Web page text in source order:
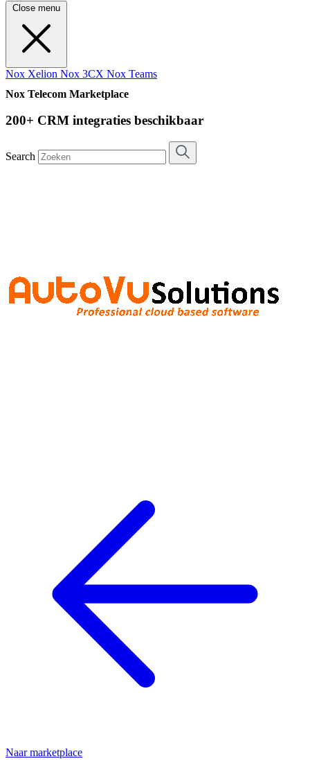
Close menu
Nox Xelion Nox 3CX Nox Teams
Nox Telecom Marketplace
200+ CRM integraties beschikbaar
Search
Naar marketplace